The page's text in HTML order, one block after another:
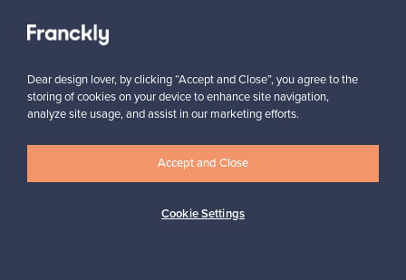
Tilaa uutiskirjeemme ja pysyt ajan tasalla!
Dear design lover, by clicking “Accept and Close”, you agree to the
storing of cookies on your device to enhance site navigation,
analyze site usage, and assist in our marketing efforts.
Cookie Settings
Accept and Close